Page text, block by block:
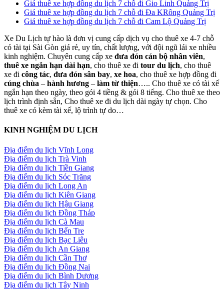
Giá thuê xe hợp đồng du lịch 7 chỗ đi Gio Linh Quảng Trị
Giá thuê xe hợp đồng du lịch 7 chỗ đi Đa KRông Quảng Trị
Giá thuê xe hợp đồng du lịch 7 chỗ đi Cam Lộ Quảng Trị
Xe Du Lịch tự hào là đơn vị cung cấp dịch vụ cho thuê xe 4-7 chỗ
có tài tại Sài Gòn giá rẻ, uy tín, chất lượng, với đội ngũ lái xe nhiều
kinh nghiệm. Chuyên cung cấp xe đưa đón cán bộ nhân viên,
thuê xe ngắn hạn dài hạn, cho thuê xe đi tour du lịch, cho thuê
xe đi công tác, đưa đón sân bay, xe hoa, cho thuê xe hợp đồng đi
cúng chùa – hành hương – làm từ thiện….. Cho thuê xe có tài xế
ngắn hạn theo ngày, theo gói 4 tiềng & gói 8 tiếng. Cho thuê xe theo
lịch trình định sẵn, Cho thuê xe đi du lịch dài ngày tự chọn. Cho
thuê xe có kèm tài xế, lộ trình tự do…
KINH NGHIỆM DU LỊCH
Địa điểm du lịch Vĩnh Long
Địa điểm du lịch Trà Vinh
Địa điểm du lịch Tiền Giang
Địa điểm du lịch Sóc Trăng
Địa điểm du lịch Long An
Địa điểm du lịch Kiên Giang
Địa điểm du lịch Hậu Giang
Địa điểm du lịch Đồng Tháp
Địa điểm du lịch Cà Mau
Địa điểm du lịch Bến Tre
Địa điểm du lịch Bạc Liêu
Địa điểm du lịch An Giang
Địa điểm du lịch Cần Thơ
Địa điểm du lịch Đồng Nai
Địa điểm du lịch Bình Dương
Địa điểm du lịch Tây Ninh